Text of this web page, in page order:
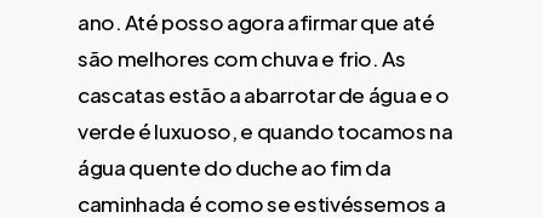
ano. Até posso agora afirmar que até
são melhores com chuva e frio. As
cascatas estão a abarrotar de água e o
verde é luxuoso, e quando tocamos na
água quente do duche ao fim da
caminhada é como se estivéssemos a